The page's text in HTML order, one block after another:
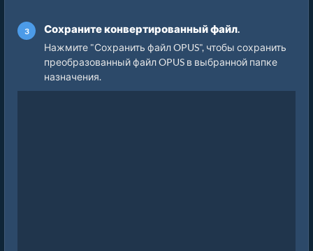
Сохраните конвертированный файл.
Нажмите "Сохранить файл OPUS", чтобы сохранить
преобразованный файл OPUS в выбранной папке
назначения.